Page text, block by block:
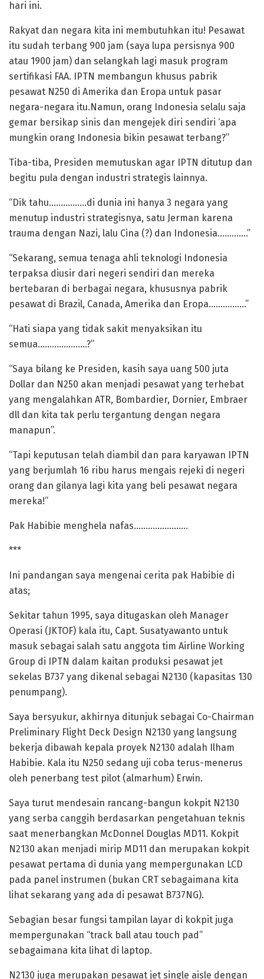
hari ini.
Rakyat dan negara kita ini membutuhkan itu! Pesawat
itu sudah terbang 900 jam (saya lupa persisnya 900
atau 1900 jam) dan selangkah lagi masuk program
sertifikasi FAA. IPTN membangun khusus pabrik
pesawat N250 di Amerika dan Eropa untuk pasar
negara-negara itu.Namun, orang Indonesia selalu saja
gemar bersikap sinis dan mengejek diri sendiri ‘apa
mungkin orang Indonesia bikin pesawat terbang?”
Tiba-tiba, Presiden memutuskan agar IPTN ditutup dan
begitu pula dengan industri strategis lainnya.
“Dik tahu…………….di dunia ini hanya 3 negara yang
menutup industri strategisnya, satu Jerman karena
trauma dengan Nazi, lalu Cina (?) dan Indonesia………….”
“Sekarang, semua tenaga ahli teknologi Indonesia
terpaksa diusir dari negeri sendiri dan mereka
bertebaran di berbagai negara, khususnya pabrik
pesawat di Brazil, Canada, Amerika dan Eropa…………….”
“Hati siapa yang tidak sakit menyaksikan itu
semua…………………?”
“Saya bilang ke Presiden, kasih saya uang 500 juta
Dollar dan N250 akan menjadi pesawat yang terhebat
yang mengalahkan ATR, Bombardier, Dornier, Embraer
dll dan kita tak perlu tergantung dengan negara
manapun”.
“Tapi keputusan telah diambil dan para karyawan IPTN
yang berjumlah 16 ribu harus mengais rejeki di negeri
orang dan gilanya lagi kita yang beli pesawat negara
mereka!”
Pak Habibie menghela nafas…………………..
***
Ini pandangan saya mengenai cerita pak Habibie di
atas;
Sekitar tahun 1995, saya ditugaskan oleh Manager
Operasi (JKTOF) kala itu, Capt. Susatyawanto untuk
masuk sebagai salah satu anggota tim Airline Working
Group di IPTN dalam kaitan produksi pesawat jet
sekelas B737 yang dikenal sebagai N2130 (kapasitas 130
penumpang).
Saya bersyukur, akhirnya ditunjuk sebagai Co-Chairman
Preliminary Flight Deck Design N2130 yang langsung
bekerja dibawah kepala proyek N2130 adalah Ilham
Habibie. Kala itu N250 sedang uji coba terus-menerus
oleh penerbang test pilot (almarhum) Erwin.
Saya turut mendesain rancang-bangun kokpit N2130
yang serba canggih berdasarkan pengetahuan teknis
saat menerbangkan McDonnel Douglas MD11. Kokpit
N2130 akan menjadi mirip MD11 dan merupakan kokpit
pesawat pertama di dunia yang mempergunakan LCD
pada panel instrumen (bukan CRT sebagaimana kita
lihat sekarang yang ada di pesawat B737NG).
Sebagian besar fungsi tampilan layar di kokpit juga
mempergunakan “track ball atau touch pad”
sebagaimana kita lihat di laptop.
N2130 juga merupakan pesawat jet single aisle dengan